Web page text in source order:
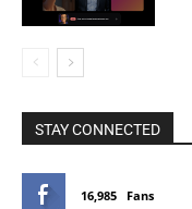
STAY CONNECTED
16,985 Fans